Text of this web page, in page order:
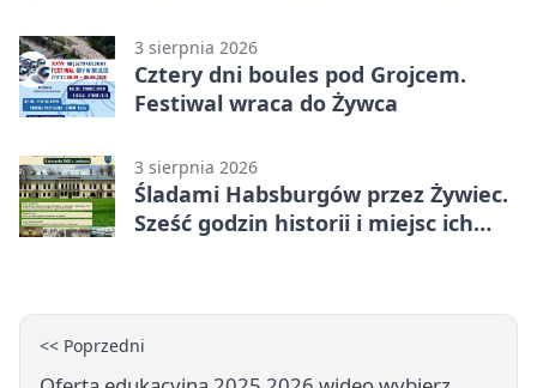
3 sierpnia 2026
Cztery dni boules pod Grojcem.
Festiwal wraca do Żywca
3 sierpnia 2026
Śladami Habsburgów przez Żywiec.
Sześć godzin historii i miejsc ich
<< Poprzedni